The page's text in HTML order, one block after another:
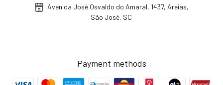
Avenida José Osvaldo do Amaral, 1437, Areias,
São José, SC
Payment methods